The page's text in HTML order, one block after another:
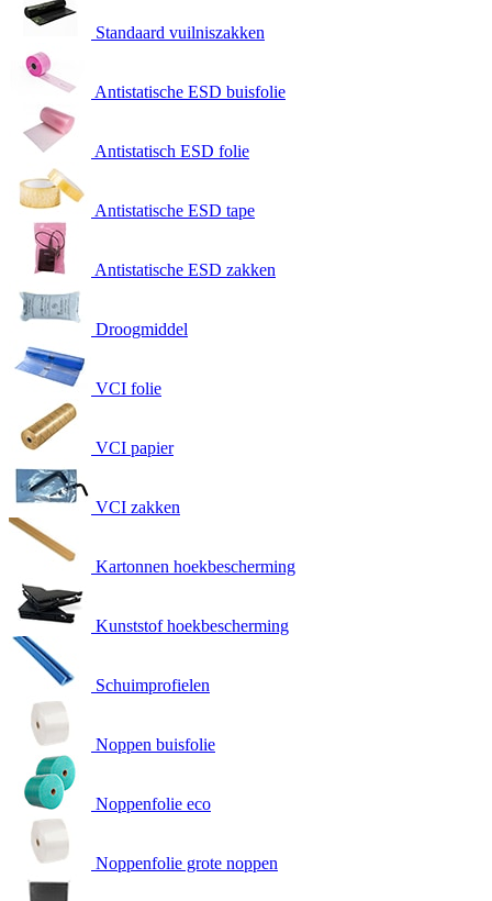
Standaard vuilniszakken
Antistatische ESD buisfolie
Antistatisch ESD folie
Antistatische ESD tape
Antistatische ESD zakken
Droogmiddel
VCI folie
VCI papier
VCI zakken
Kartonnen hoekbescherming
Kunststof hoekbescherming
Schuimprofielen
Noppen buisfolie
Noppenfolie eco
Noppenfolie grote noppen